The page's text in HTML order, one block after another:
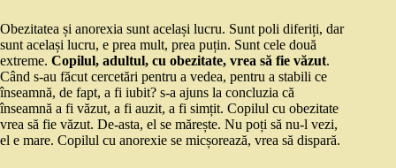
Obezitatea și anorexia sunt același lucru. Sunt poli diferiți, dar
sunt același lucru, e prea mult, prea puțin. Sunt cele două
extreme. Copilul, adultul, cu obezitate, vrea să fie văzut.
Când s-au făcut cercetări pentru a vedea, pentru a stabili ce
înseamnă, de fapt, a fi iubit? s-a ajuns la concluzia că
înseamnă a fi văzut, a fi auzit, a fi simțit. Copilul cu obezitate
vrea să fie văzut. De-asta, el se mărește. Nu poți să nu-l vezi,
el e mare. Copilul cu anorexie se micșorează, vrea să dispară.